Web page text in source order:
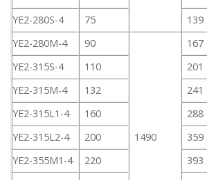
YE2-280S-4
75 139
YE2-280M-4
90
1490
167
YE2-315S-4
110 201
YE2-315M-4
132 241
YE2-315L1-4
160 288
YE2-315L2-4
200 359
YE2-355M1-4
220 393